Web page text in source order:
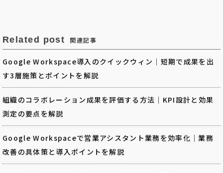
Related post 関連記事
Google Workspace導入のクイックウィン｜短期で成果を出
す3層施策とポイントを解説
組織のコラボレーション成果を評価する方法｜KPI設計と効果
測定の要点を解説
Google Workspaceで営業アシスタント業務を効率化｜業務
改善の具体策と導入ポイントを解説